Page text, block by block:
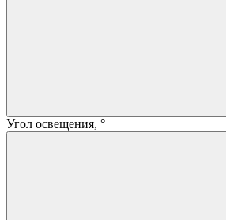
Угол освещения, °